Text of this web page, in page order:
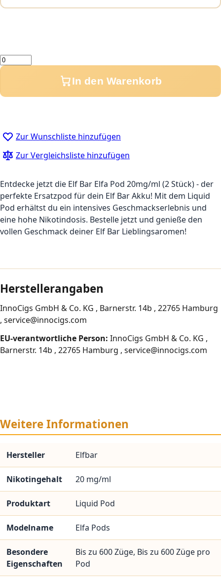
Menge
In den Warenkorb
Zur Wunschliste hinzufügen
Zur Vergleichsliste hinzufügen
Entdecke jetzt die Elf Bar Elfa Pod 20mg/ml (2 Stück) - der
perfekte Ersatzpod für dein Elf Bar Akku! Mit dem Liquid
Pod erhältst du ein intensives Geschmackserlebnis und
eine hohe Nikotindosis. Bestelle jetzt und genieße den
vollen Geschmack deiner Elf Bar Lieblingsaromen!
Herstellerangaben
InnoCigs GmbH & Co. KG , Barnerstr. 14b , 22765 Hamburg
, service@innocigs.com
EU-verantwortliche Person: InnoCigs GmbH & Co. KG ,
Barnerstr. 14b , 22765 Hamburg , service@innocigs.com
Weitere Informationen
Hersteller Elfbar
Nikotingehalt 20 mg/ml
Produktart Liquid Pod
Modelname Elfa Pods
Besondere
Eigenschaften
Bis zu 600 Züge, Bis zu 600 Züge pro
Pod